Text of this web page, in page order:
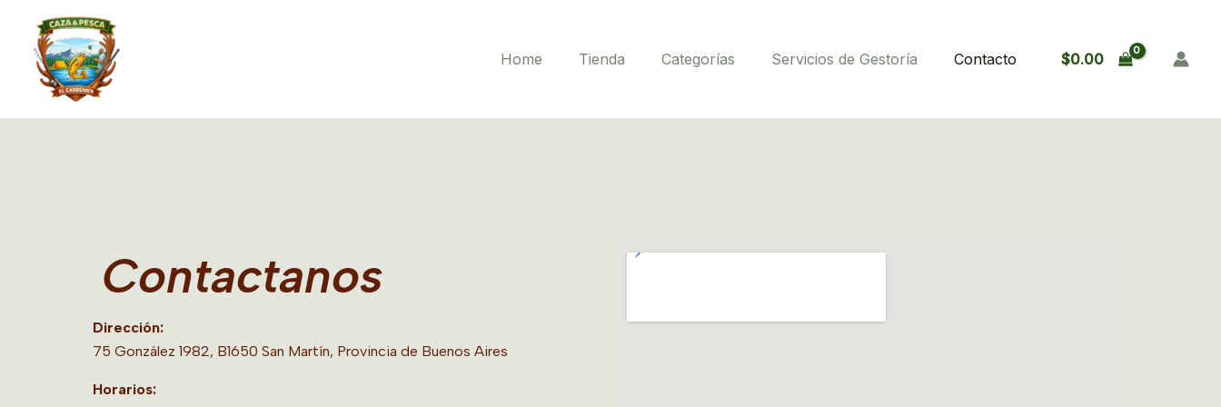
contenido
Home Tienda Categorías Servicios de Gestoría Contacto $0.00
Contactanos
Dirección:
75 González 1982, B1650 San Martín, Provincia de Buenos Aires
Horarios: